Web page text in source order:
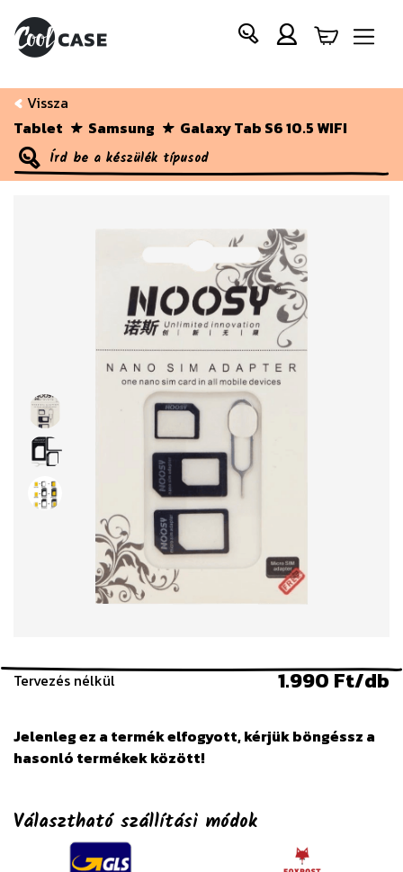
Vissza
Tablet
Samsung Galaxy Tab S6 10.5 WIFI
Tervezés nélkül 1.990 Ft/db
Jelenleg ez a termék elfogyott, kérjük böngéssz a
hasonló termékek között!
Választható szállítási módok